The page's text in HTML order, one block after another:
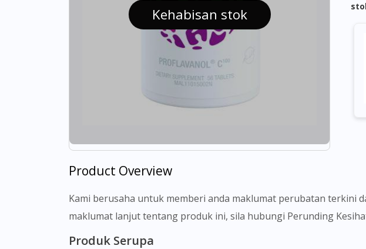
Kehabisan stok
Product Overview
Kami berusaha untuk memberi anda maklumat perubatan terkini
maklumat lanjut tentang produk ini, sila hubungi Perunding
Produk Serupa